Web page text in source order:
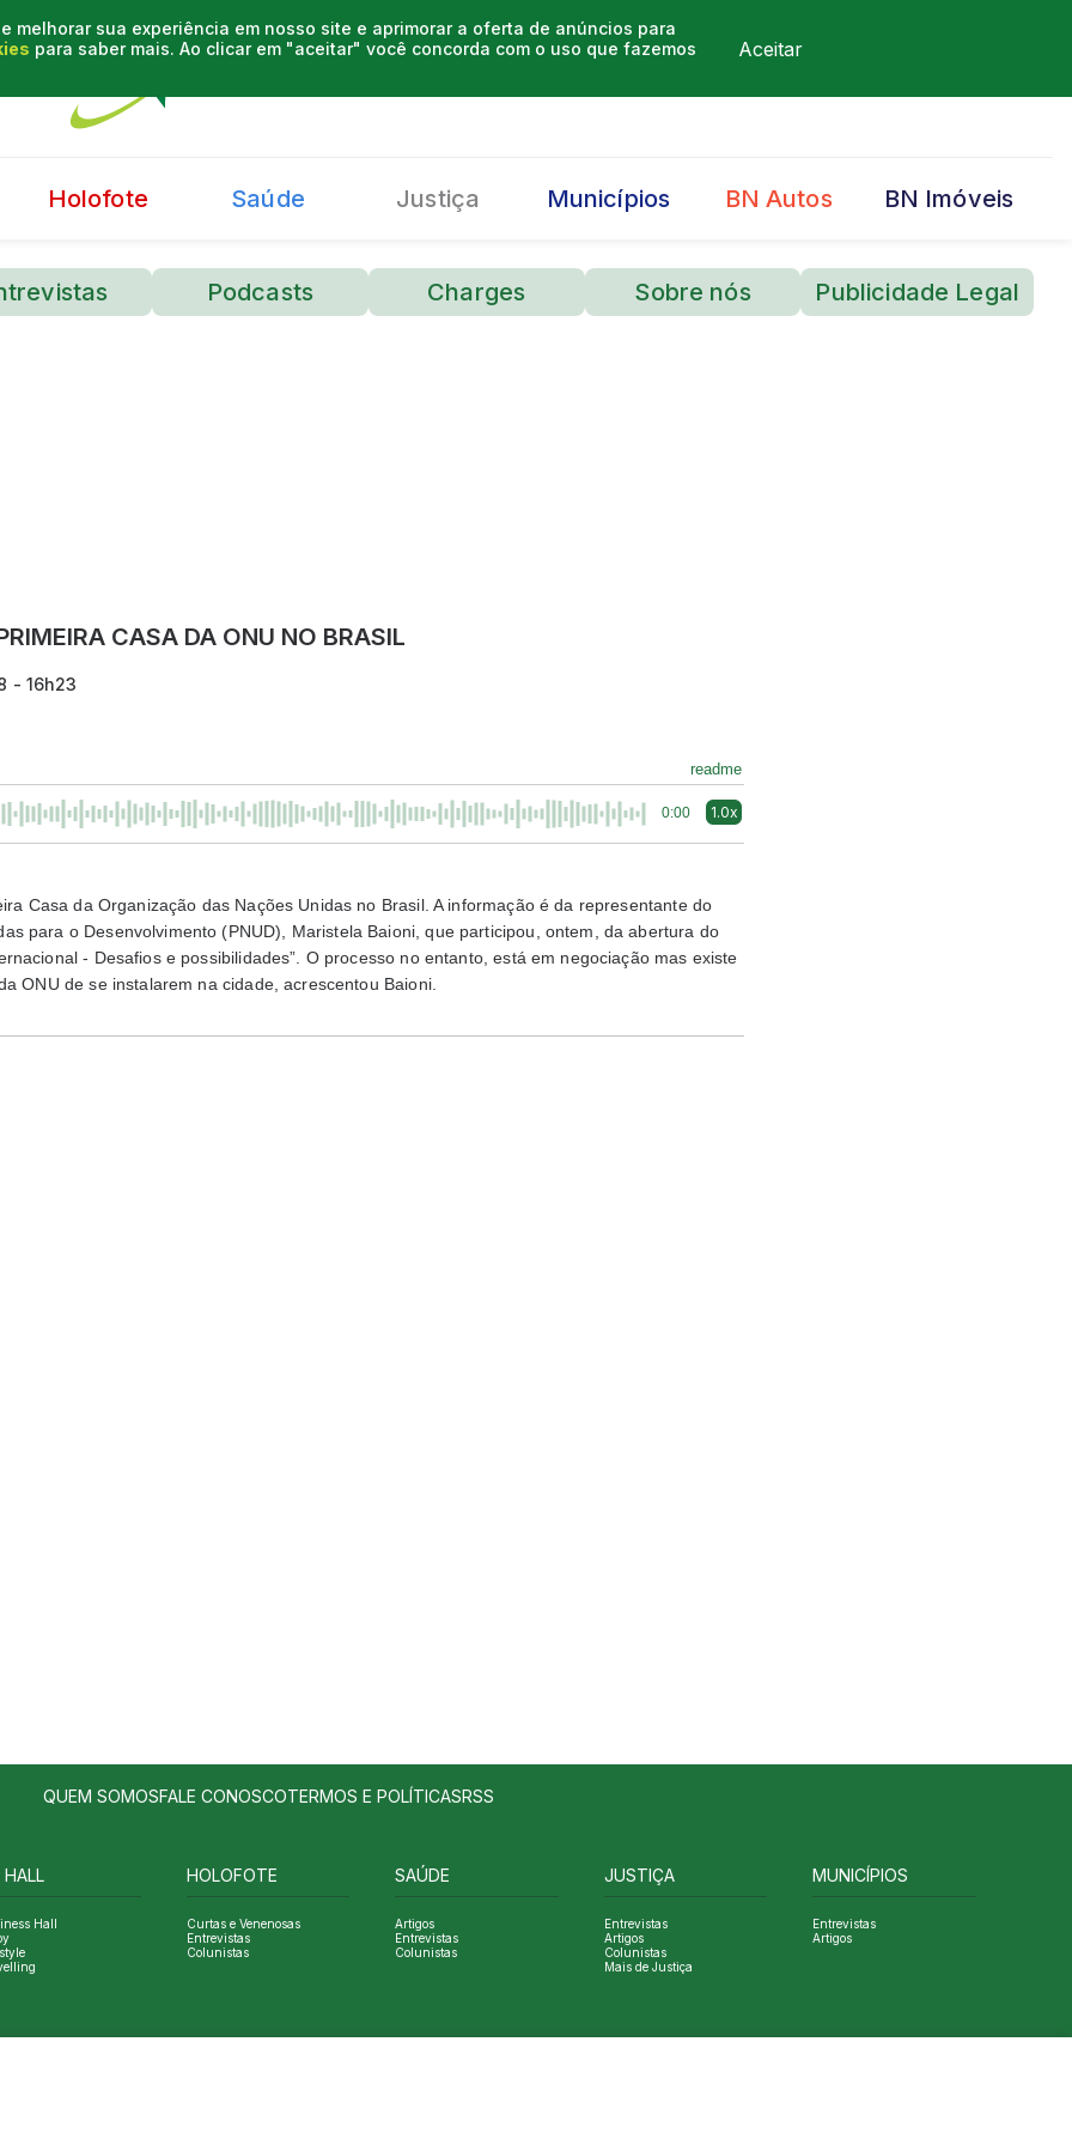
melhorar sua experiência em nosso site e aprimorar a oferta de anúncios para
para saber mais. Ao clicar em "aceitar" você concorda com o uso que fazemos
Aceitar
Holofote Saúde Justiça Municípios BN Autos BN Imóveis
Podcasts Charges Sobre nós Publicidade Legal
CASA DA ONU NO BRASIL
- 16h23
readme
0:00 1.0x
Casa da Organização das Nações Unidas no Brasil. A informação é da representante do
para o Desenvolvimento (PNUD), Maristela Baioni, que participou, ontem, da abertura do
- Desafios e possibilidades”. O processo no entanto, está em negociação mas existe
ONU de se instalarem na cidade, acrescentou Baioni.
QUEM SOMOSFALE CONOSCOTERMOS E POLÍTICASRSS
HALL
Hall
HOLOFOTE
Curtas e Venenosas
Entrevistas
Colunistas
SAÚDE
Artigos
Entrevistas
Colunistas
JUSTIÇA
Entrevistas
Artigos
Colunistas
Mais de Justiça
MUNICÍPIOS
Entrevistas
Artigos